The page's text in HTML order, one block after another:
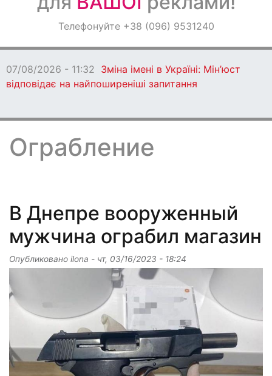
ОголошенняТелефонуйте +38 (096) 9531240
2026 - 11:32 Зміна імені в Україні: Мін’юст
на найпоширеніші запитання
Ограбление
В Днепре вооруженный
мужчина ограбил магазин
Опубликовано ilona - чт, 03/16/2023 - 18:24